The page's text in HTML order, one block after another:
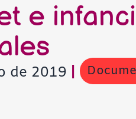
e
de 2019